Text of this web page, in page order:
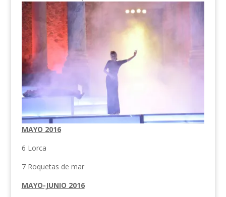
MAYO 2016
6 Lorca
7 Roquetas de mar
MAYO-JUNIO 2016